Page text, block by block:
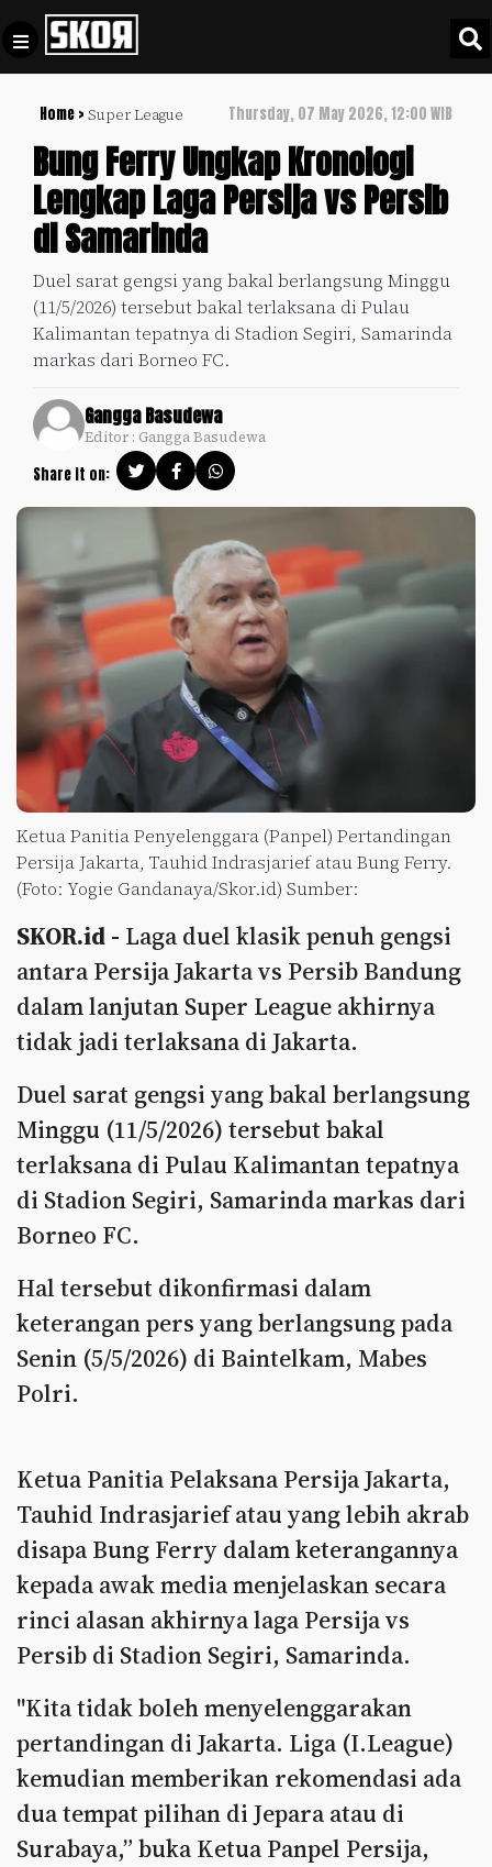
Home > Super League Thursday, 07 May 2026, 12:00 WIB
Bung Ferry Ungkap Kronologi
Lengkap Laga Persija vs Persib
di Samarinda
Duel sarat gengsi yang bakal berlangsung Minggu
(11/5/2026) tersebut bakal terlaksana di Pulau
Kalimantan tepatnya di Stadion Segiri, Samarinda
markas dari Borneo FC.
Gangga Basudewa
Editor : Gangga Basudewa
Share it on:
Ketua Panitia Penyelenggara (Panpel) Pertandingan
Persija Jakarta, Tauhid Indrasjarief atau Bung Ferry.
(Foto: Yogie Gandanaya/Skor.id) Sumber:
SKOR.id - Laga duel klasik penuh gengsi
antara Persija Jakarta vs Persib Bandung
dalam lanjutan Super League akhirnya
tidak jadi terlaksana di Jakarta.
Duel sarat gengsi yang bakal berlangsung
Minggu (11/5/2026) tersebut bakal
terlaksana di Pulau Kalimantan tepatnya
di Stadion Segiri, Samarinda markas dari
Borneo FC.
Hal tersebut dikonfirmasi dalam
keterangan pers yang berlangsung pada
Senin (5/5/2026) di Baintelkam, Mabes
Polri.
Ketua Panitia Pelaksana Persija Jakarta,
Tauhid Indrasjarief atau yang lebih akrab
disapa Bung Ferry dalam keterangannya
kepada awak media menjelaskan secara
rinci alasan akhirnya laga Persija vs
Persib di Stadion Segiri, Samarinda.
"Kita tidak boleh menyelenggarakan
pertandingan di Jakarta. Liga (I.League)
kemudian memberikan rekomendasi ada
dua tempat pilihan di Jepara atau di
Surabaya,” buka Ketua Panpel Persija,
Football +
Culture +
+
Timnas
Indonesia
SKOR
SPECIAL
Video
Policy
Pedoman
Pemberitaan
Media
Siber
Disclaimer
Tentang